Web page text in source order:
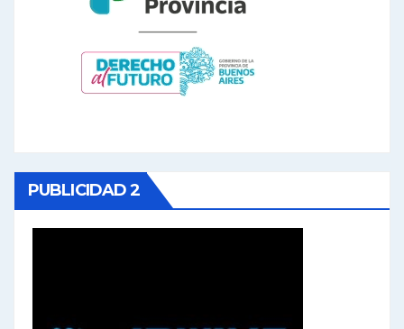
PUBLICIDAD 2